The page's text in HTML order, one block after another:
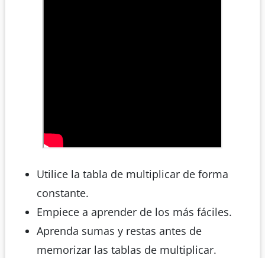
Utilice la tabla de multiplicar de forma
constante.
Empiece a aprender de los más fáciles.
Aprenda sumas y restas antes de
memorizar las tablas de multiplicar.